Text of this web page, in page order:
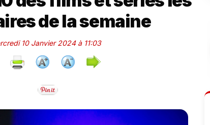
de la semaine
10 Janvier 2024 à 11:03